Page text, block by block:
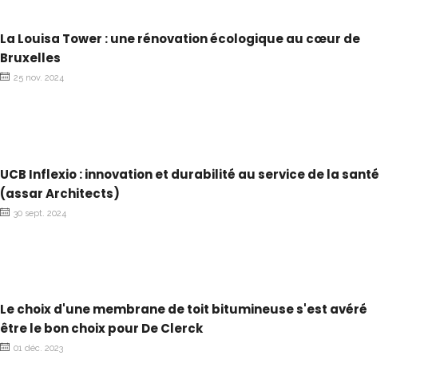
La Louisa Tower : une rénovation écologique au cœur de
Bruxelles
25 nov. 2024
UCB Inflexio : innovation et durabilité au service de la santé
(assar Architects)
30 sept. 2024
Le choix d'une membrane de toit bitumineuse s'est avéré
être le bon choix pour De Clerck
01 déc. 2023